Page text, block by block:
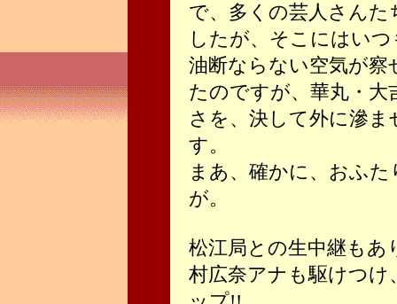
で、多くの芸人さん
したが、そこにはい
油断ならない空気が
たのですが、華丸・
さを、決して外に滲
す。
まあ、確かに、おふ
が。
松江局との生中継もあ
村広奈アナも駆けつ